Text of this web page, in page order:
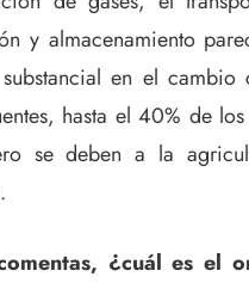
y almacenamiento
en el cambio
hasta el 40% de
se deben a la
¿cuál es el